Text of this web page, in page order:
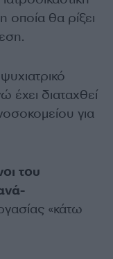
θα ρίξει
έχει διαταχθεί
για
του
«κάτω